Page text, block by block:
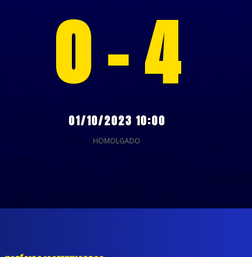
0 - 4
01/10/2023 10:00
HOMOLGADO